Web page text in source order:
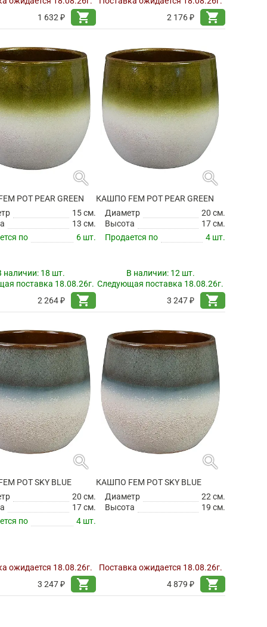
1 632 ₽
shopping_cart
2 176 ₽
shopping_cart
search
POT PEAR GREEN
15 см.
13 см.
по
6 шт.
наличии: 18 шт.
поставка 18.08.26г.
2 264 ₽
shopping_cart
search
КАШПО FEM POT PEAR GREEN
Диаметр
20 см.
Высота
17 см.
Продается по
4 шт.
В наличии: 12 шт.
Следующая поставка 18.08.26г.
3 247 ₽
shopping_cart
search
POT SKY BLUE
20 см.
17 см.
по
4 шт.
ожидается 18.08.26г.
3 247 ₽
shopping_cart
search
КАШПО FEM POT SKY BLUE
Диаметр
22 см.
Высота
19 см.
Поставка ожидается 18.08.26г.
4 879 ₽
shopping_cart